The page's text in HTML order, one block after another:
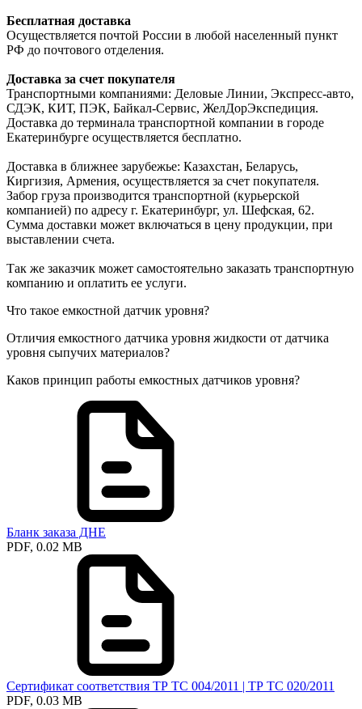
Бесплатная доставка
Осуществляется почтой России в любой населенный пункт
РФ до почтового отделения.
Доставка за счет покупателя
Транспортными компаниями: Деловые Линии, Экспресс-авто,
СДЭК, КИТ, ПЭК, Байкал-Сервис, ЖелДорЭкспедиция.
Доставка до терминала транспортной компании в городе
Екатеринбурге осуществляется бесплатно.
Доставка в ближнее зарубежье: Казахстан, Беларусь,
Киргизия, Армения, осуществляется за счет покупателя.
Забор груза производится транспортной (курьерской
компанией) по адресу г. Екатеринбург, ул. Шефская, 62.
Сумма доставки может включаться в цену продукции, при
выставлении счета.
Так же заказчик может самостоятельно заказать транспортную
компанию и оплатить ее услуги.
Что такое емкостной датчик уровня?
Отличия емкостного датчика уровня жидкости от датчика
уровня сыпучих материалов?
Каков принцип работы емкостных датчиков уровня?
Бланк заказа ДНЕ
PDF, 0.02 MB
Сертификат соответствия ТР ТС 004/2011 | ТР ТС 020/2011
PDF, 0.03 MB